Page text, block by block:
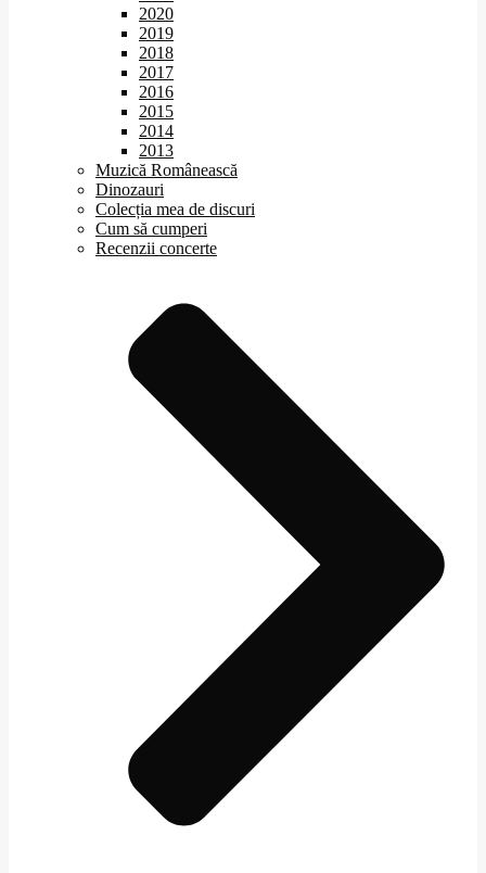
2020
2019
2018
2017
2016
2015
2014
2013
Muzică Românească
Dinozauri
Colecția mea de discuri
Cum să cumperi
Recenzii concerte